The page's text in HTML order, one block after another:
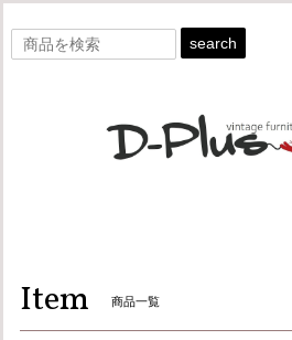
search
Item 商品一覧